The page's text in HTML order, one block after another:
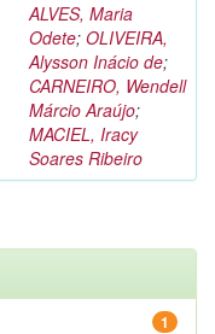
ALVES, Maria
Odete; OLIVEIRA,
Alysson Inácio de;
CARNEIRO, Wendell
Márcio Araújo;
MACIEL, Iracy
Soares Ribeiro
1